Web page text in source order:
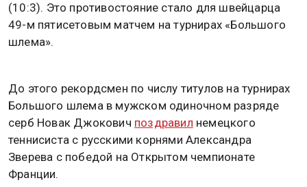
(10:3). Это противостояние стало для швейцарца
49-м пятисетовым матчем на турнирах «Большого
шлема».
До этого рекордсмен по числу титулов на турнирах
Большого шлема в мужском одиночном разряде
серб Новак Джокович поздравил немецкого
теннисиста с русскими корнями Александра
Зверева с победой на Открытом чемпионате
Франции.